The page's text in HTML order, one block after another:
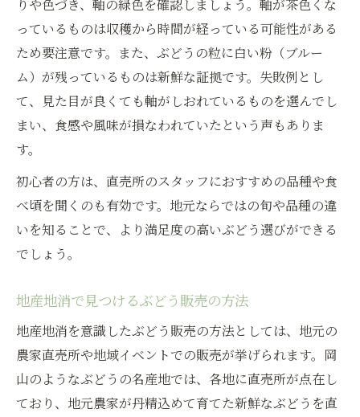
りや色づき、軸の緑色を確認しましょう。軸が茶色くな
っているものは収穫から時間が経っている可能性がある
ため要注意です。また、ぶどうの粒に白い粉（ブルー
ム）が残っているものは新鮮な証拠です。失敗例とし
て、見た目が良くても軸がしおれているものを選んでし
まい、食感や風味が損なわれていたという声もありま
す。
初心者の方は、直売所のスタッフにおすすめの品種や食
べ頃を聞くのも有効です。地元ならではの旬や品種の違
いを知ることで、より満足度の高いぶどう選びができる
でしょう。
地産地消で見つけるぶどう販売の方法
地産地消を意識したぶどう販売の方法としては、地元の
農家直売所や地域イベントでの販売が挙げられます。岡
山のようなぶどうの名産地では、各地に直売所が点在し
ており、地元農家が丹精込めて育てた新鮮なぶどうを直